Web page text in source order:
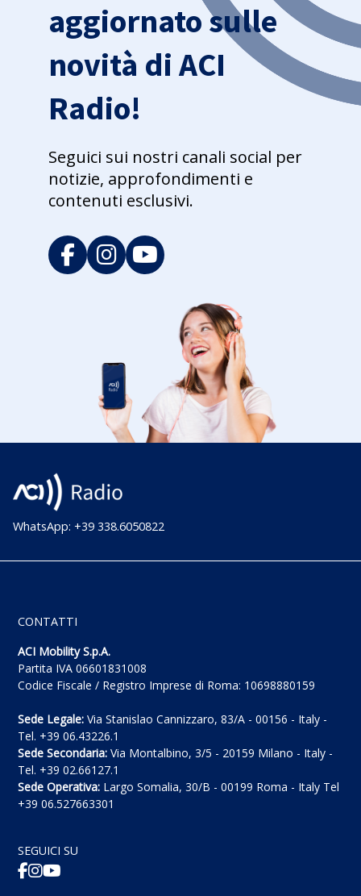
aggiornato sulle
novità di ACI
Radio!
Seguici sui nostri canali social per
notizie, approfondimenti e
contenuti esclusivi.
WhatsApp: +39 338.6050822
CONTATTI
ACI Mobility S.p.A.
Partita IVA 06601831008
Codice Fiscale / Registro Imprese di Roma: 10698880159
Sede Legale: Via Stanislao Cannizzaro, 83/A - 00156 - Italy -
Tel. +39 06.43226.1
Sede Secondaria: Via Montalbino, 3/5 - 20159 Milano - Italy -
Tel. +39 02.66127.1
Sede Operativa: Largo Somalia, 30/B - 00199 Roma - Italy Tel
+39 06.527663301
SEGUICI SU